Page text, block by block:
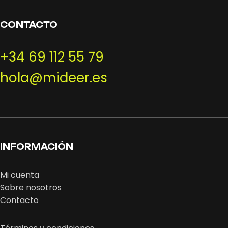
CONTACTO
+34 69 112 55 79
hola@mideer.es
INFORMACIÓN
Mi cuenta
Sobre nosotros
Contacto